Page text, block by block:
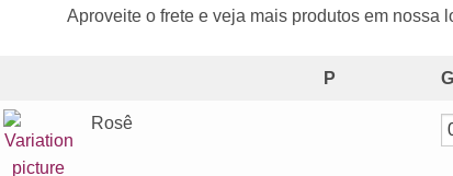
Aproveite o frete e veja mais produtos em nossa
P
Rosê